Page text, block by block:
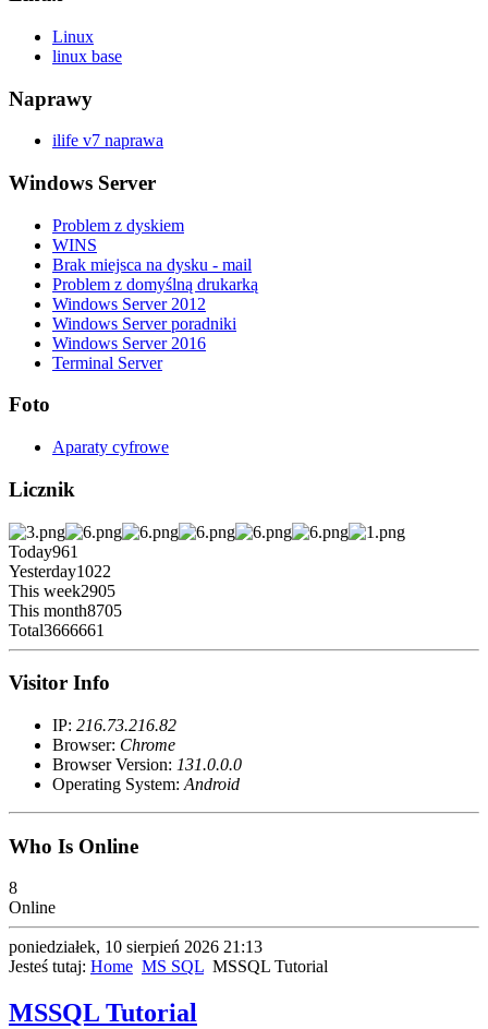
Linux
linux base
Naprawy
ilife v7 naprawa
Windows Server
Problem z dyskiem
WINS
Brak miejsca na dysku - mail
Problem z domyślną drukarką
Windows Server 2012
Windows Server poradniki
Windows Server 2016
Terminal Server
Foto
Aparaty cyfrowe
Licznik
Today961
Yesterday1022
This week2905
This month8705
Total3666661
Visitor Info
IP: 216.73.216.82
Browser: Chrome
Browser Version: 131.0.0.0
Operating System: Android
Who Is Online
8
Online
poniedziałek, 10 sierpień 2026 21:13
Jesteś tutaj: Home MS SQL MSSQL Tutorial
MSSQL Tutorial